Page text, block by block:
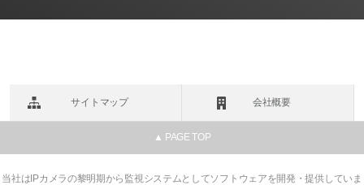
サイトマップ 会社概要
▲ PAGE TOP
当社はIPカメラの黎明期から監視システムとしてソフトウェアを開発・提供していま